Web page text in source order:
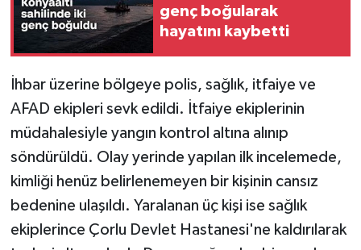
genç boğularak
hayatını kaybetti
İhbar üzerine bölgeye polis, sağlık, itfaiye ve
AFAD ekipleri sevk edildi. İtfaiye ekiplerinin
müdahalesiyle yangın kontrol altına alınıp
söndürüldü. Olay yerinde yapılan ilk incelemede,
kimliği henüz belirlenemeyen bir kişinin cansız
bedenine ulaşıldı. Yaralanan üç kişi ise sağlık
ekiplerince Çorlu Devlet Hastanesi'ne kaldırılarak